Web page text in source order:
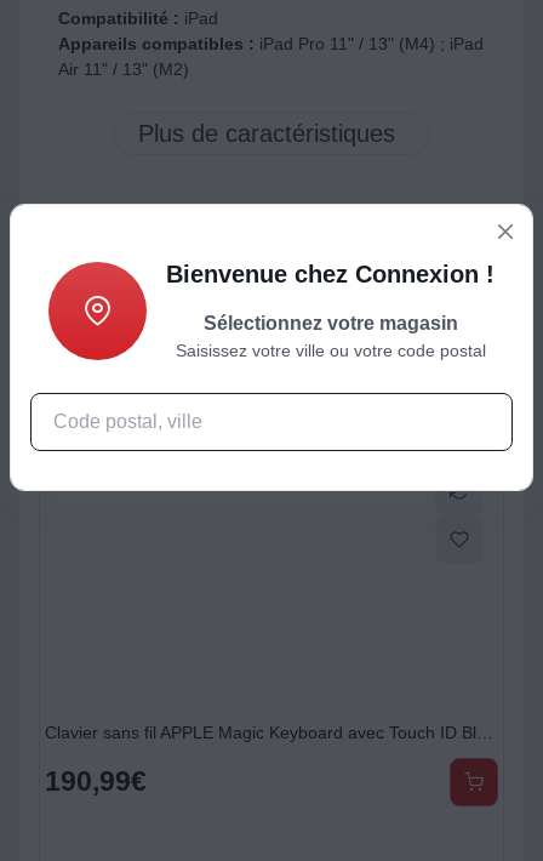
Compatibilité : iPad
Appareils compatibles : iPad Pro 11" / 13" (M4) ; iPad
Air 11" / 13" (M2)
Produits complémentaires
190,99€
Bienvenue chez Connexion !
Sélectionnez votre magasin
Saisissez votre ville ou votre code postal